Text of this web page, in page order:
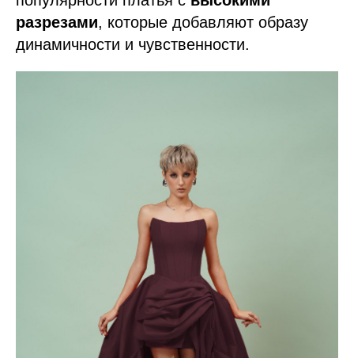
разрезами, которые добавляют образу
динамичности и чувственности.